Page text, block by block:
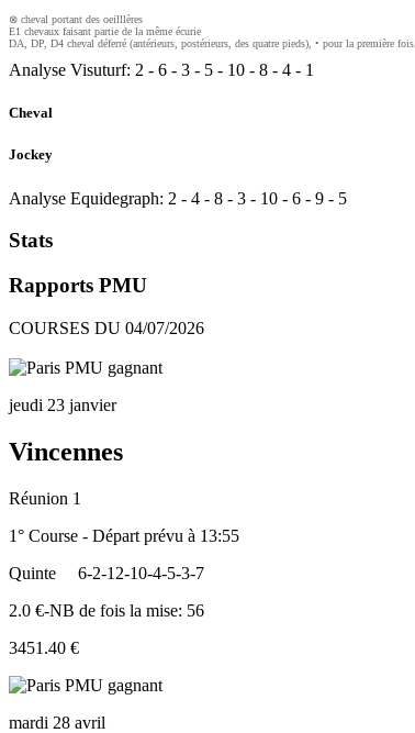
⊗ cheval portant des oeilllères
E1 chevaux faisant partie de la même écurie
DA, DP, D4 cheval déferré (antérieurs, postérieurs, des quatre pieds), • pour la première fois.
Analyse Visuturf: 2 - 6 - 3 - 5 - 10 - 8 - 4 - 1
Cheval
Jockey
Analyse Equidegraph: 2 - 4 - 8 - 3 - 10 - 6 - 9 - 5
Stats
Rapports PMU
COURSES DU 04/07/2026
jeudi 23 janvier
Vincennes
Réunion 1
1° Course - Départ prévu à 13:55
Quinte
6-2-12-10-4-5-3-7
2.0 €-NB de fois la mise: 56
3451.40 €
mardi 28 avril